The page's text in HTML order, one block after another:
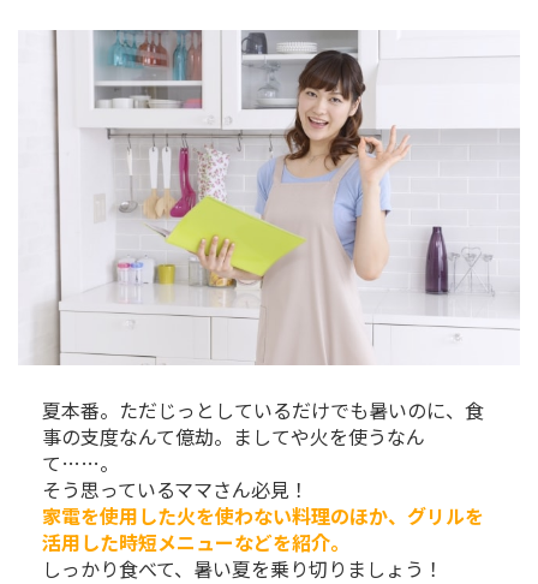
夏本番。ただじっとしているだけでも暑いのに、食
事の支度なんて億劫。ましてや火を使うなん
て……。
そう思っているママさん必見！
家電を使用した火を使わない料理のほか、グリルを
活用した時短メニューなどを紹介。
しっかり食べて、暑い夏を乗り切りましょう！